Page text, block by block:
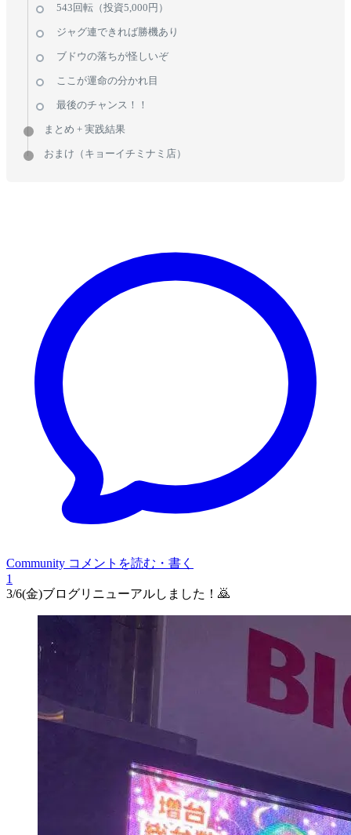
543回転（投資5,000円）
ジャグ連できれば勝機あり
ブドウの落ちが怪しいぞ
ここが運命の分かれ目
最後のチャンス！！
まとめ + 実践結果
おまけ（キョーイチミナミ店）
Community コメントを読む・書く
1
3/6(金)ブログリニューアルしました！🙇